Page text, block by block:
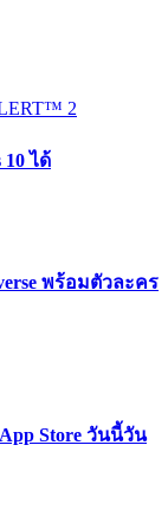
ได้
พร้อมตัวละคร
Store วันนี้วัน